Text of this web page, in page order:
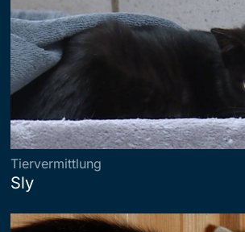
Tiervermittlung
Sly